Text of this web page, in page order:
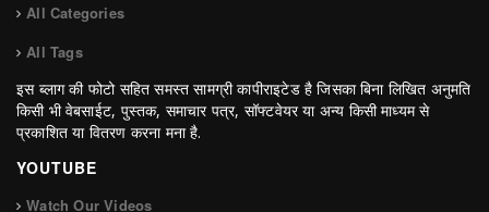
All Categories
All Tags
इस ब्लाग की फोटो सहित समस्त सामग्री कापीराइटेड है जिसका बिना लिखित अनुमति
किसी भी वेबसाईट, पुस्तक, समाचार पत्र, सॉफ्टवेयर या अन्य किसी माध्यम से
प्रकाशित या वितरण करना मना है.
YOUTUBE
Watch Our Videos